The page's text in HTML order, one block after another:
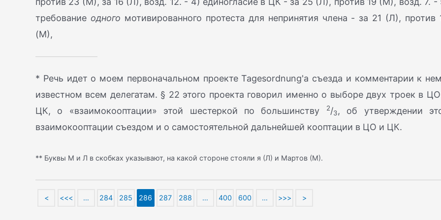
требование одного мотивированного протеста для непринятия члена - за 21 (Л), против
(М),
* Речь идет о моем первоначальном проекте Tagesordnung'a съезда и комментарии к
известном всем делегатам. § 22 этого проекта говорил именно о выборе двух троек в
ЦК, о «взаимокооптации» этой шестеркой по большинству
2/3, об утверждении
взаимокооптации съездом и о самостоятельной дальнейшей кооптации в ЦО и ЦК.
** Буквы M и Л в скобках указывают, на какой стороне стояли я (Л) и Мартов (М).
< <<< … 284 285 286 287 288 … 400 600 … >>> >